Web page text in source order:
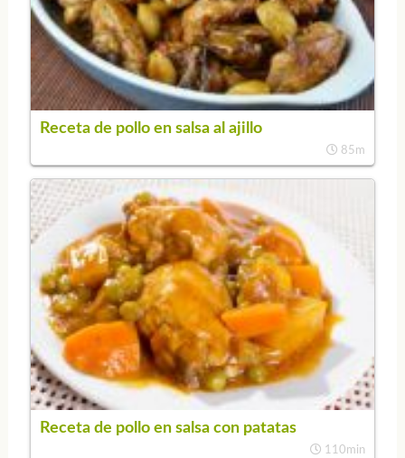
Receta de pollo en salsa al ajillo
85m
Receta de pollo en salsa con patatas
110min